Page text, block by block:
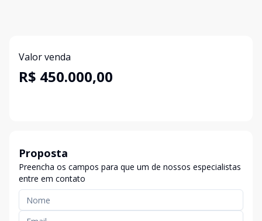
Valor venda
R$ 450.000,00
Proposta
Preencha os campos para que um de nossos especialistas
entre em contato